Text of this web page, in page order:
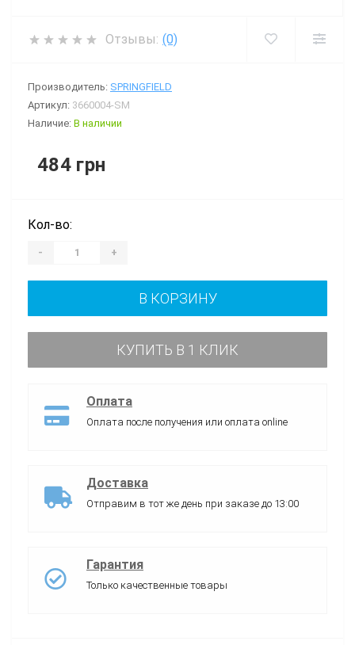
Отзывы: (0)
Производитель: SPRINGFIELD
Артикул: 3660004-SM
Наличие: В наличии
484 грн
Кол-во:
- +
В КОРЗИНУ
КУПИТЬ В 1 КЛИК
Оплата
Оплата после получения или оплата online
Доставка
Отправим в тот же день при заказе до 13:00
Гарантия
Только качественные товары